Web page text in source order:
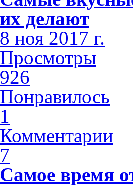
их делают
8 ноя 2017 г.
Просмотры
926
Понравилось
1
Комментарии
7
Самое время